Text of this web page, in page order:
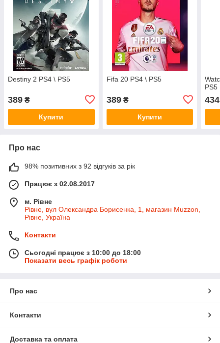
Destiny 2 PS4 \ PS5
389 ₴
Купити
Fifa 20 PS4 \ PS5
389₴
Купити
PS5
434
Про нас
98% позитивних з 92 відгуків за рік
Працює з 02.08.2017
м. Рівне
Рівне, вул Олександра Борисенка, 1, магазин Muzzon,
Рівне, Україна
Контакти
Сьогодні працює з 10:00 до 18:00
Показати весь графік роботи
Про нас
Контакти
Доставка та оплата